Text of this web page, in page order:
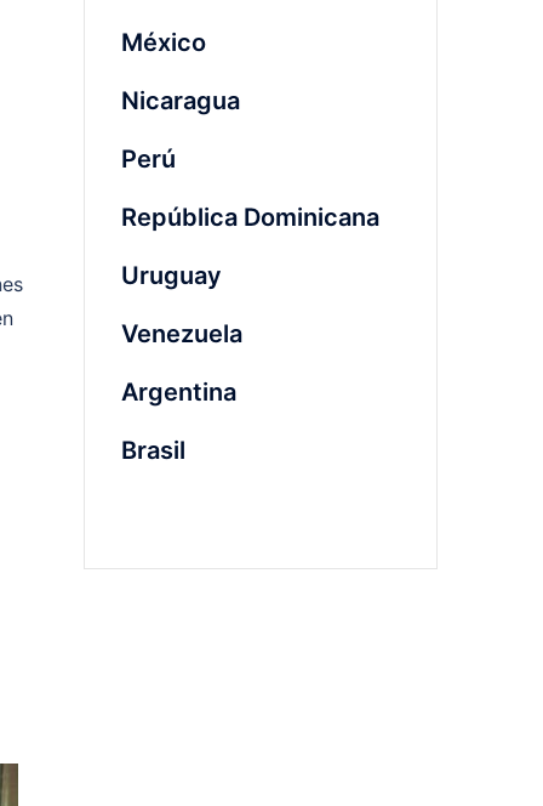
México
Nicaragua
Perú
República Dominicana
Uruguay
Venezuela
Argentina
Brasil